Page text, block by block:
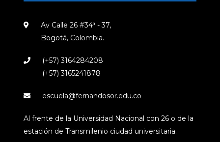
Av Calle 26 #34ª - 37,
Bogotá, Colombia.
(+57) 3164284208
(+57) 3165241878
escuela@fernandosor.edu.co
Al frente de la Universidad Nacional con 26 o de la
estación de Transmilenio ciudad universitaria.